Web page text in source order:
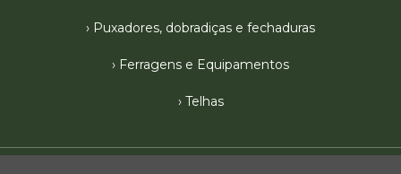
Puxadores, dobradiças e fechaduras
Ferragens e Equipamentos
Telhas